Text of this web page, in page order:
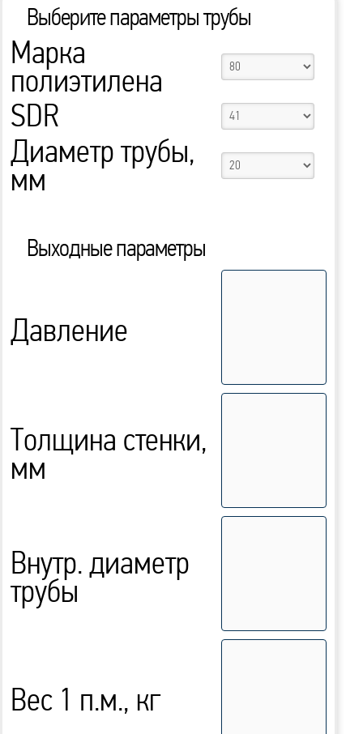
Выберите параметры трубы
Марка
полиэтилена
SDR
Диаметр трубы,
мм
Выходные параметры
Давление
Толщина стенки,
мм
Внутр. диаметр
трубы
Вес 1 п.м., кг